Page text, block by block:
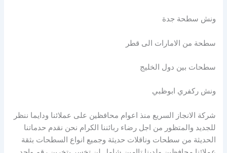
ونش سطحة جدة
سطحة من الامارات الى قطر
سطحات بين دول الخليج
ونش ركفري ابوظبي
شركة الانجاز السريع منذ اعوام محافظين على عملائنا ودايما ننظر
للجديد والمتظور من اجل رضاء ربائننا الكرام نحن نقدم حدماتنا
الحديثة من سطحات وناقلات حديثة وجميع انواع السطحات بثقة